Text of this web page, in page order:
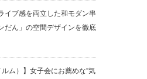
イブ感を両立した和モダン串
だん」の空間デザインを徹底
ム）】女子会にお薦めな”気